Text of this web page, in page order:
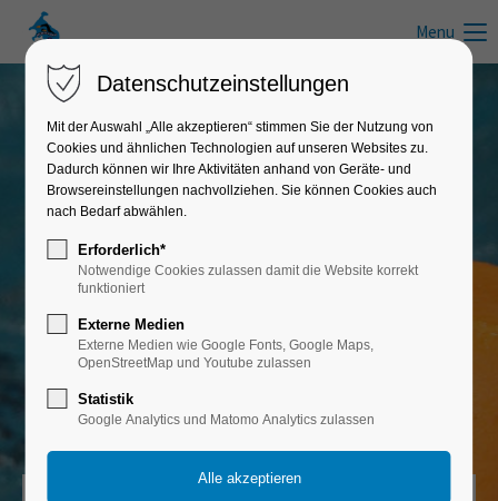
Menu
Schwimmkurse in Mecklenburg-
Vorpommern
Seepferdchenkurse Mecklenburgische
Schwimmen lernen und Schwimmabzeichen "Seepferdchen", "Seeräuber",
"Bronze", "Silber" & "Gold"
Datenschutzeinstellungen
Mit der Auswahl „Alle akzeptieren“ stimmen Sie der Nutzung von
Cookies und ähnlichen Technologien auf unseren Websites zu.
Dadurch können wir Ihre Aktivitäten anhand von Geräte- und
Browsereinstellungen nachvollziehen. Sie können Cookies auch
nach Bedarf abwählen.
Erforderlich*
Notwendige Cookies zulassen damit die Website korrekt
funktioniert
Externe Medien
Externe Medien wie Google Fonts, Google Maps,
OpenStreetMap und Youtube zulassen
Statistik
Google Analytics und Matomo Analytics zulassen